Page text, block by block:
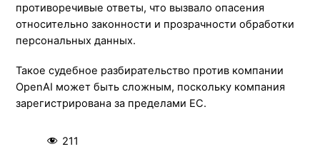
противоречивые ответы, что вызвало опасения
относительно законности и прозрачности обработки
персональных данных.
Такое судебное разбирательство против компании
OpenAI может быть сложным, поскольку компания
зарегистрирована за пределами ЕС.
211